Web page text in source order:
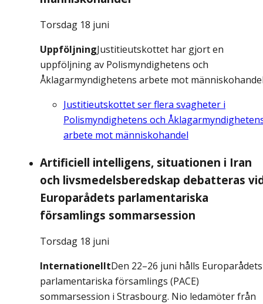
Torsdag 18 juni
UppföljningJustitieutskottet har gjort en
uppföljning av Polismyndighetens och
Åklagarmyndighetens arbete mot
Justitieutskottet ser flera svagheter i
Polismyndighetens och
arbete mot människohandel
Artificiell intelligens, situationen i Iran
och livsmedelsberedskap debatteras
Europarådets parlamentariska
församlings sommarsession
Torsdag 18 juni
InternationelltDen 22–26 juni hålls Europarådets
parlamentariska församlings (PACE)
sommarsession i Strasbourg. Nio ledamöter från